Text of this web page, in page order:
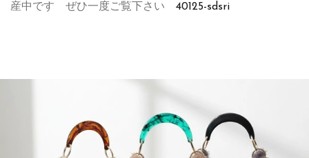
産中です ぜひ一度ご覧下さい 40125-sdsri